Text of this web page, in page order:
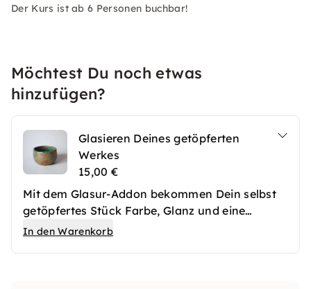
Der Kurs ist ab 6 Personen buchbar!
Möchtest Du noch etwas
hinzufügen?
Glasieren Deines getöpferten
Werkes
15,00 €
Mit dem Glasur-Addon bekommen Dein selbst
getöpfertes Stück Farbe, Glanz und eine
hochwertige Oberfläche. Nach dem ersten
In den Warenkorb